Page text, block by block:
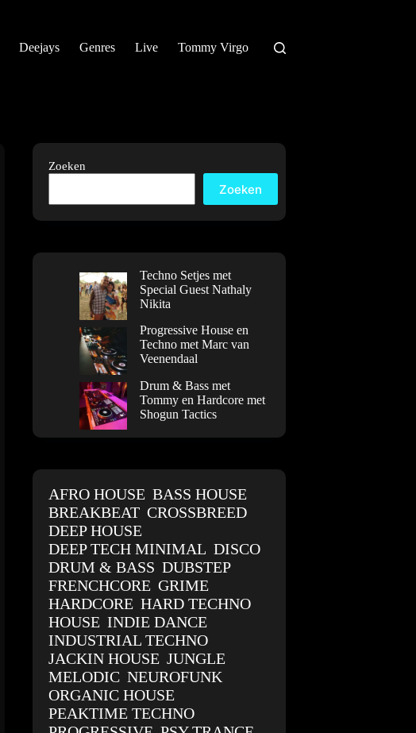
Deejays Genres Live Tommy Virgo
Zoeken
Zoeken
Techno Setjes met
Special Guest Nathaly
Nikita
Progressive House en
Techno met Marc van
Veenendaal
Drum & Bass met
Tommy en Hardcore met
Shogun Tactics
AFRO HOUSE BASS HOUSE
BREAKBEAT CROSSBREED
DEEP HOUSE
DEEP TECH MINIMAL DISCO
DRUM & BASS DUBSTEP
FRENCHCORE GRIME
HARDCORE HARD TECHNO
HOUSE INDIE DANCE
INDUSTRIAL TECHNO
JACKIN HOUSE JUNGLE
MELODIC NEUROFUNK
ORGANIC HOUSE
PEAKTIME TECHNO